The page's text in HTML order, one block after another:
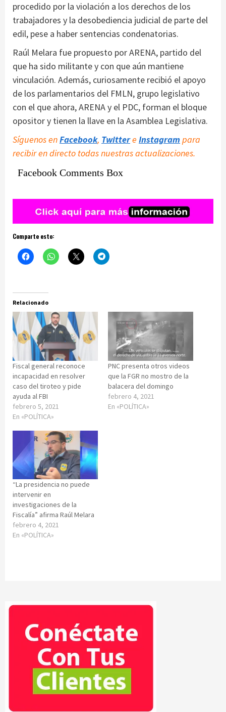
procedido por la violación a los derechos de los
trabajadores y la desobediencia judicial de parte del
edil, pese a haber sentencias condenatorias.
Raúl Melara fue propuesto por ARENA, partido del
que ha sido militante y con que aún mantiene
vinculación. Además, curiosamente recibió el apoyo
de los parlamentarios del FMLN, grupo legislativo
con el que ahora, ARENA y el PDC, forman el bloque
opositor y tienen la llave en la Asamblea Legislativa.
Síguenos enFacebook, Twittere Instagram para
recibir en directo todas nuestras actualizaciones.
Facebook Comments Box
Comparte esto:
Relacionado
Fiscal general reconoce
incapacidad en resolver
caso del tiroteo y pide
ayuda al FBI
febrero 5, 2021
En «POLÍTICA»
PNC presenta otros videos
que la FGR no mostro de la
balacera del domingo
febrero 4, 2021
En «POLÍTICA»
“La presidencia no puede
intervenir en
investigaciones de la
Fiscalía” afirma Raúl Melara
febrero 4, 2021
En «POLÍTICA»